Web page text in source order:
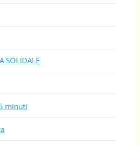
SOLIDALE
minuti